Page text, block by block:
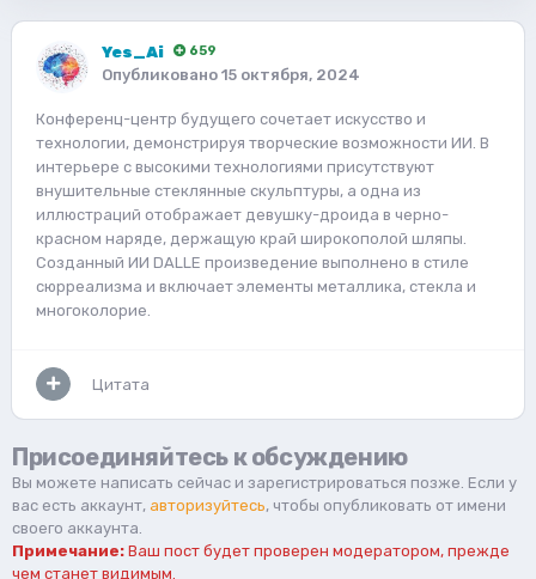
Yes_Ai 659
Опубликовано 15 октября, 2024
Конференц-центр будущего сочетает искусство и
технологии, демонстрируя творческие возможности ИИ. В
интерьере с высокими технологиями присутствуют
внушительные стеклянные скульптуры, а одна из
иллюстраций отображает девушку-дроида в черно-
красном наряде, держащую край широкополой шляпы.
Созданный ИИ DALLE произведение выполнено в стиле
сюрреализма и включает элементы металлика, стекла и
многоколорие.
Цитата
Присоединяйтесь к обсуждению
Вы можете написать сейчас и зарегистрироваться позже. Если у
вас есть аккаунт, авторизуйтесь, чтобы опубликовать от имени
своего аккаунта.
Примечание: Ваш пост будет проверен модератором, прежде
чем станет видимым.